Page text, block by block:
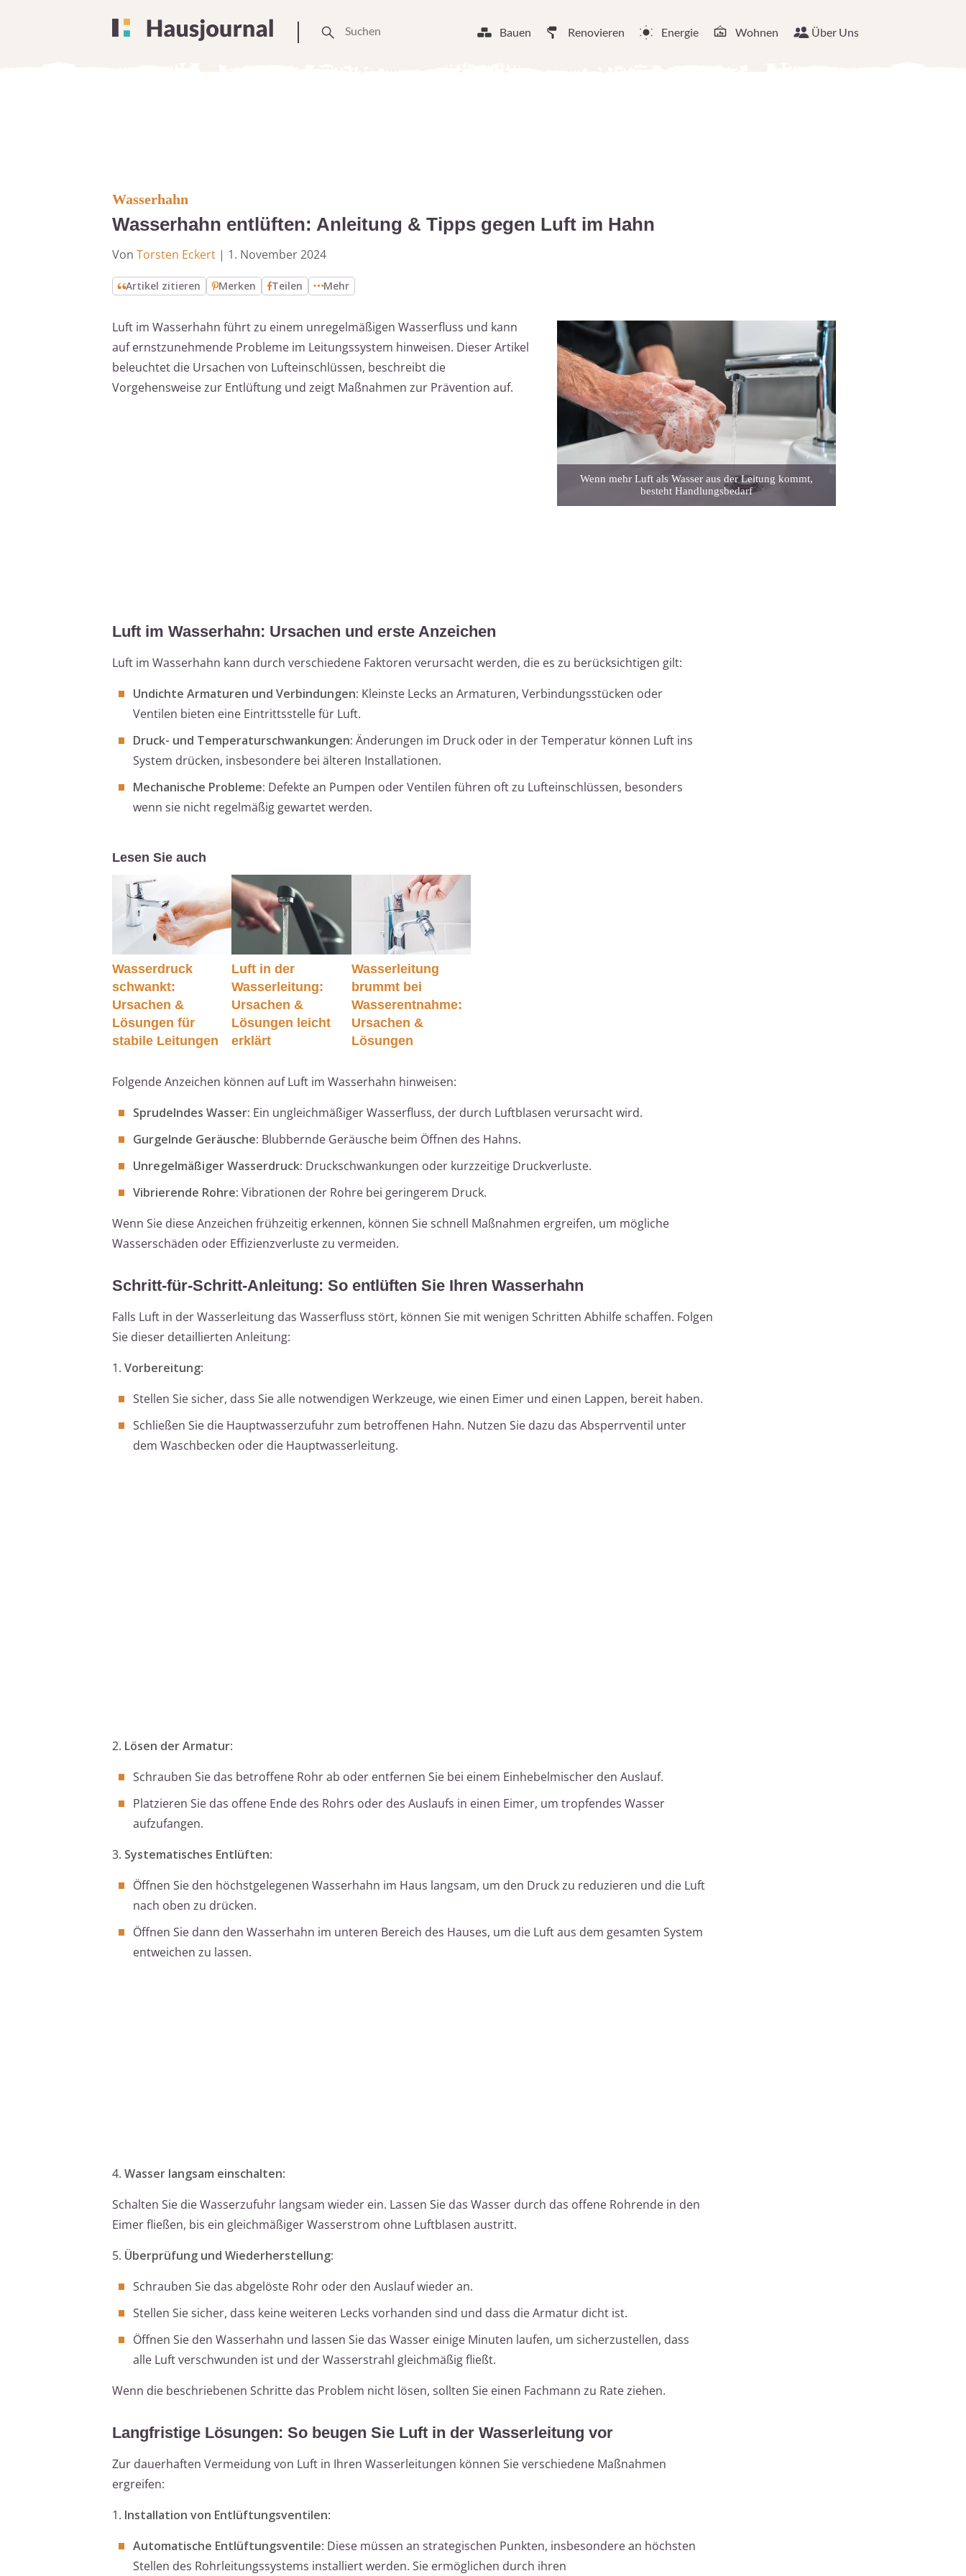
Bauen Renovieren Energie Wohnen Über Uns
Wasserhahn
Wasserhahn entlüften: Anleitung & Tipps gegen Luft im Hahn
Von Torsten Eckert | 1. November 2024
Artikel zitieren Merken Teilen Mehr
Luft im Wasserhahn führt zu einem unregelmäßigen Wasserfluss und kann
auf ernstzunehmende Probleme im Leitungssystem hinweisen. Dieser Artikel
beleuchtet die Ursachen von Lufteinschlüssen, beschreibt die
Vorgehensweise zur Entlüftung und zeigt Maßnahmen zur Prävention auf.
Wenn mehr Luft als Wasser aus der Leitung kommt,
besteht Handlungsbedarf
Luft im Wasserhahn: Ursachen und erste Anzeichen
Luft im Wasserhahn kann durch verschiedene Faktoren verursacht werden, die es zu berücksichtigen gilt:
Undichte Armaturen und Verbindungen: Kleinste Lecks an Armaturen, Verbindungsstücken oder
Ventilen bieten eine Eintrittsstelle für Luft.
Druck- und Temperaturschwankungen: Änderungen im Druck oder in der Temperatur können Luft ins
System drücken, insbesondere bei älteren Installationen.
Mechanische Probleme: Defekte an Pumpen oder Ventilen führen oft zu Lufteinschlüssen, besonders
wenn sie nicht regelmäßig gewartet werden.
Lesen Sie auch
Wasserdruck
schwankt:
Ursachen &
Lösungen für
stabile Leitungen
Luft in der
Wasserleitung:
Ursachen &
Lösungen leicht
erklärt
Wasserleitung
brummt bei
Wasserentnahme:
Ursachen &
Lösungen
Folgende Anzeichen können auf Luft im Wasserhahn hinweisen:
Sprudelndes Wasser: Ein ungleichmäßiger Wasserfluss, der durch Luftblasen verursacht wird.
Gurgelnde Geräusche: Blubbernde Geräusche beim Öffnen des Hahns.
Unregelmäßiger Wasserdruck: Druckschwankungen oder kurzzeitige Druckverluste.
Vibrierende Rohre: Vibrationen der Rohre bei geringerem Druck.
Wenn Sie diese Anzeichen frühzeitig erkennen, können Sie schnell Maßnahmen ergreifen, um mögliche
Wasserschäden oder Effizienzverluste zu vermeiden.
Schritt-für-Schritt-Anleitung: So entlüften Sie Ihren Wasserhahn
Falls Luft in der Wasserleitung das Wasserfluss stört, können Sie mit wenigen Schritten Abhilfe schaffen. Folgen
Sie dieser detaillierten Anleitung:
1. Vorbereitung:
Stellen Sie sicher, dass Sie alle notwendigen Werkzeuge, wie einen Eimer und einen Lappen, bereit haben.
Schließen Sie die Hauptwasserzufuhr zum betroffenen Hahn. Nutzen Sie dazu das Absperrventil unter
dem Waschbecken oder die Hauptwasserleitung.
2. Lösen der Armatur:
Schrauben Sie das betroffene Rohr ab oder entfernen Sie bei einem Einhebelmischer den Auslauf.
Platzieren Sie das offene Ende des Rohrs oder des Auslaufs in einen Eimer, um tropfendes Wasser
aufzufangen.
3. Systematisches Entlüften:
Öffnen Sie den höchstgelegenen Wasserhahn im Haus langsam, um den Druck zu reduzieren und die Luft
nach oben zu drücken.
Öffnen Sie dann den Wasserhahn im unteren Bereich des Hauses, um die Luft aus dem gesamten System
entweichen zu lassen.
4. Wasser langsam einschalten:
Schalten Sie die Wasserzufuhr langsam wieder ein. Lassen Sie das Wasser durch das offene Rohrende in den
Eimer fließen, bis ein gleichmäßiger Wasserstrom ohne Luftblasen austritt.
5. Überprüfung und Wiederherstellung:
Schrauben Sie das abgelöste Rohr oder den Auslauf wieder an.
Stellen Sie sicher, dass keine weiteren Lecks vorhanden sind und dass die Armatur dicht ist.
Öffnen Sie den Wasserhahn und lassen Sie das Wasser einige Minuten laufen, um sicherzustellen, dass
alle Luft verschwunden ist und der Wasserstrahl gleichmäßig fließt.
Wenn die beschriebenen Schritte das Problem nicht lösen, sollten Sie einen Fachmann zu Rate ziehen.
Langfristige Lösungen: So beugen Sie Luft in der Wasserleitung vor
Zur dauerhaften Vermeidung von Luft in Ihren Wasserleitungen können Sie verschiedene Maßnahmen
ergreifen:
1. Installation von Entlüftungsventilen:
Automatische Entlüftungsventile: Diese müssen an strategischen Punkten, insbesondere an höchsten
Stellen des Rohrleitungssystems installiert werden. Sie ermöglichen durch ihren